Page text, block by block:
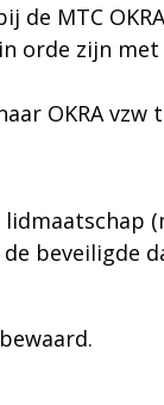
de MTC
orde zijn
OKRA vzw
lidmaatschap
beveiligde